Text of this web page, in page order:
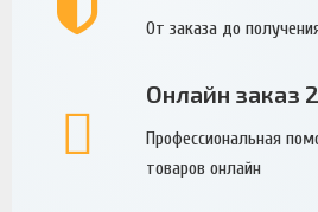
От заказа до
Онлайн заказ
Профессиональная
товаров онлайн